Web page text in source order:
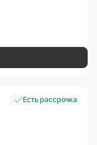
Есть рассрочка